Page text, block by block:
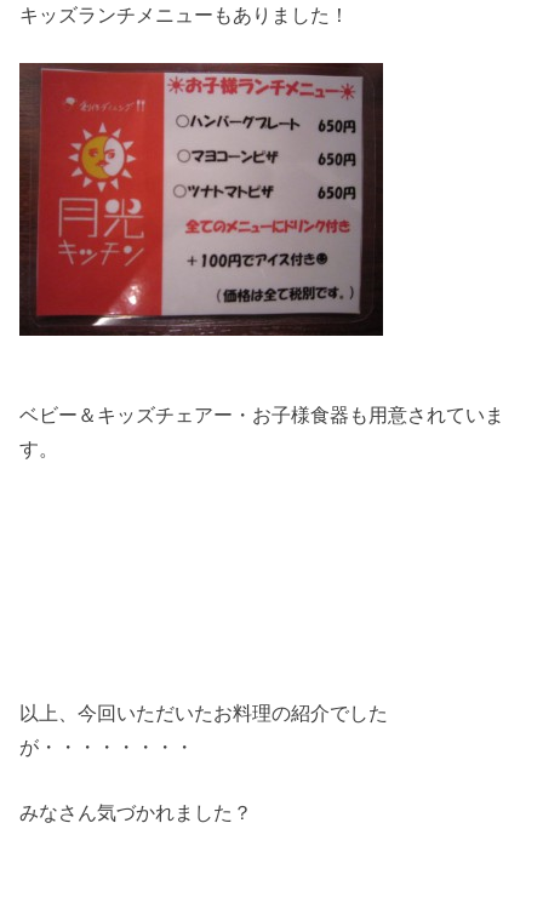
キッズランチメニューもありました！
ベビー＆キッズチェアー・お子様食器も用意されていま
す。
以上、今回いただいたお料理の紹介でした
が・・・・・・・・
みなさん気づかれました？